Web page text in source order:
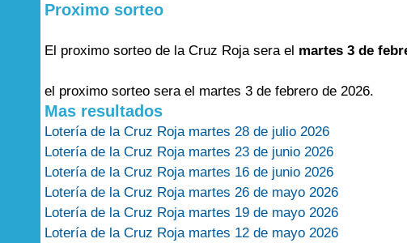
Proximo sorteo
El proximo sorteo de la Cruz Roja sera el martes 3 de
el proximo sorteo sera el martes 3 de febrero de 2026.
Mas resultados
Lotería de la Cruz Roja martes 28 de julio 2026
Lotería de la Cruz Roja martes 23 de junio 2026
Lotería de la Cruz Roja martes 16 de junio 2026
Lotería de la Cruz Roja martes 26 de mayo 2026
Lotería de la Cruz Roja martes 19 de mayo 2026
Lotería de la Cruz Roja martes 12 de mayo 2026